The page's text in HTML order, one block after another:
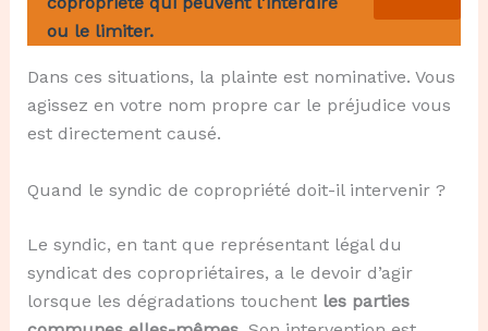
ou le limiter.
Dans ces situations, la plainte est nominative. Vous
agissez en votre nom propre car le préjudice vous
est directement causé.
Quand le syndic de copropriété doit-il intervenir ?
Le syndic, en tant que représentant légal du
syndicat des copropriétaires, a le devoir d’agir
lorsque les dégradations touchent les parties